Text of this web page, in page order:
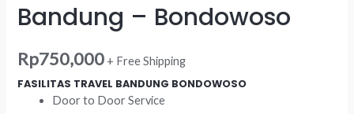
Bandung – Bondowoso
Rp750,000 + Free Shipping
FASILITAS TRAVEL BANDUNG BONDOWOSO
Door to Door Service